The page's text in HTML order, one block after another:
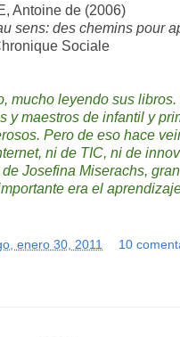
Antoine de (2006)
sens: des chemins pour
Sociale
mucho leyendo sus
y maestros de infantil y
Pero de eso hace
ni de TIC, ni de
Josefina Miserachs,
era el
enero 30, 2011 10